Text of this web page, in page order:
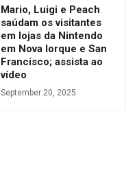
Mario, Luigi e Peach
saúdam os visitantes
em lojas da Nintendo
em Nova Iorque e San
Francisco; assista ao
vídeo
September 20, 2025